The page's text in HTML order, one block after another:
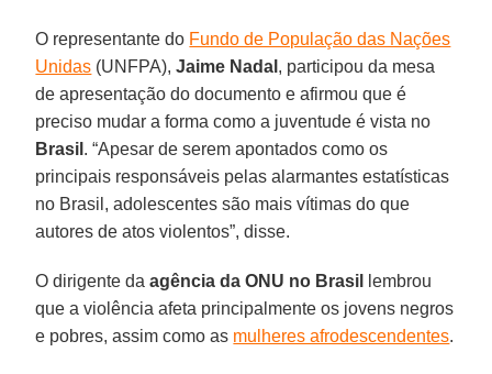
O representante do Fundo de População das Nações
Unidas (UNFPA),Jaime Nadal , participou da mesa
de apresentação do documento e afirmou que é
preciso mudar a forma como a juventude é vista no
Brasil . “Apesar de serem apontados como os
principais responsáveis pelas alarmantes estatísticas
no Brasil, adolescentes são mais vítimas do que
autores de atos violentos”, disse.
O dirigente daagência da ONU no Brasil
lembrou
que a violência afeta principalmente os jovens negros
e pobres, assim como as mulheres afrodescendentes.